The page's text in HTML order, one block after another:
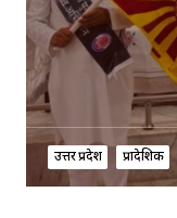
उत्तर प्रदेश प्रादेशिक